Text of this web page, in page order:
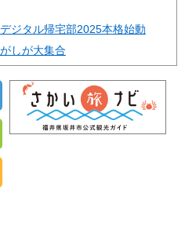
ジタル帰宅部2025本格始動
しが大集合